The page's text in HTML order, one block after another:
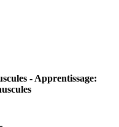
- Apprentissage: